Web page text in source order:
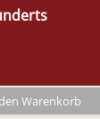
Warenkorb